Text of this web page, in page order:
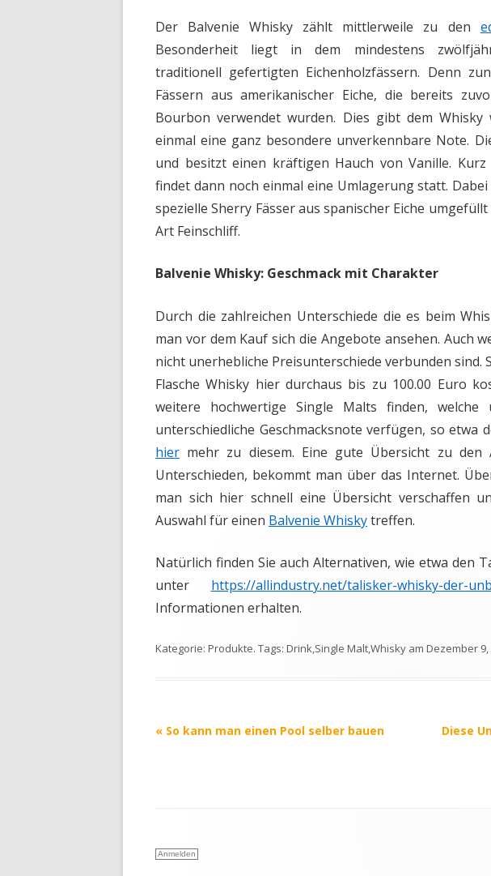
Der Balvenie Whisky zählt mittlerweile zu den
Besonderheit liegt in dem mindestens
traditionell gefertigten Eichenholzfässern. Denn
Fässern aus amerikanischer Eiche, die bereits
Bourbon verwendet wurden. Dies gibt dem
einmal eine ganz besondere unverkennbare Note.
und besitzt einen kräftigen Hauch von Vanille.
findet dann noch einmal eine Umlagerung statt.
spezielle Sherry Fässer aus spanischer Eiche
Art Feinschliff.
Balvenie Whisky: Geschmack mit Charakter
Durch die zahlreichen Unterschiede die es beim
man vor dem Kauf sich die Angebote ansehen. Auch
nicht unerhebliche Preisunterschiede verbunden sind.
Flasche Whisky hier durchaus bis zu 100.00 Euro
weitere hochwertige Single Malts finden,
unterschiedliche Geschmacksnote verfügen, so etwa
hier mehr zu diesem. Eine gute Übersicht zu
Unterschieden, bekommt man über das Internet.
man sich hier schnell eine Übersicht verschaffen
Auswahl für einen Balvenie Whiskytreffen.
Natürlich finden Sie auch Alternativen, wie etwa den
unter https://allindustry.net/talisker-whisky-der-
Informationen erhalten.
Kategorie: Produkte. Tags: Drink,Single Malt,Whisky am Dezember 9,
Beitrags-
« So kann man einen Pool selber bauen
Diese
Anmelden